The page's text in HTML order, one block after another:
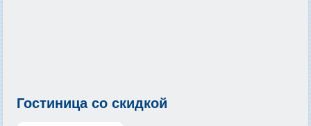
Гостиница со скидкой